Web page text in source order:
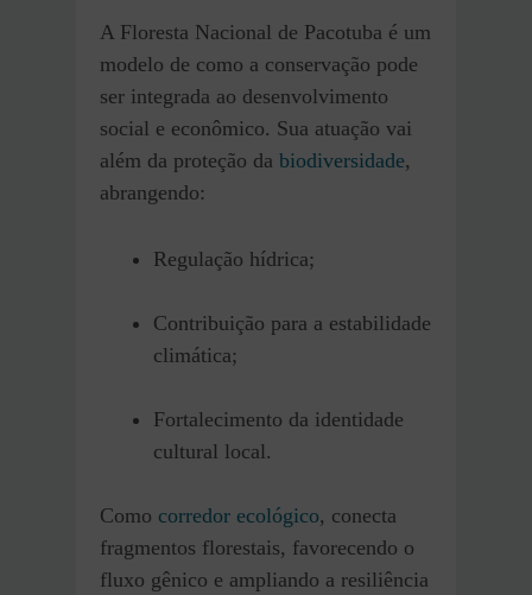
A Floresta Nacional de Pacotuba é um
modelo de como a conservação pode
ser integrada ao desenvolvimento
social e econômico. Sua atuação vai
além da proteção da biodiversidade,
abrangendo:
Regulação hídrica;
Contribuição para a estabilidade
climática;
Fortalecimento da identidade
cultural local.
Como corredor ecológico, conecta
fragmentos florestais, favorecendo o
fluxo gênico e ampliando a resiliência